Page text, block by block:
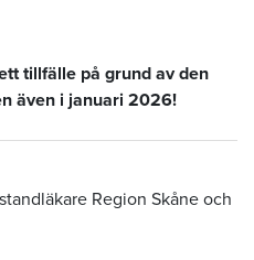
tillfälle på grund av den
även i januari 2026!
Region Skåne och